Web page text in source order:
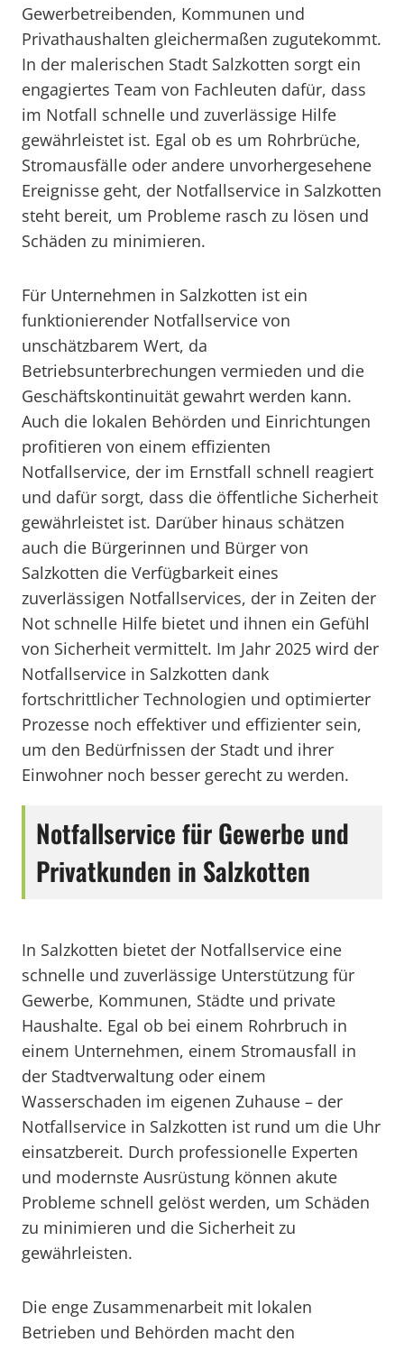
Gewerbetreibenden, Kommunen und
Privathaushalten gleichermaßen zugutekommt.
In der malerischen Stadt Salzkotten sorgt ein
engagiertes Team von Fachleuten dafür, dass
im Notfall schnelle und zuverlässige Hilfe
gewährleistet ist. Egal ob es um Rohrbrüche,
Stromausfälle oder andere unvorhergesehene
Ereignisse geht, der Notfallservice in Salzkotten
steht bereit, um Probleme rasch zu lösen und
Schäden zu minimieren.
Für Unternehmen in Salzkotten ist ein
funktionierender Notfallservice von
unschätzbarem Wert, da
Betriebsunterbrechungen vermieden und die
Geschäftskontinuität gewahrt werden kann.
Auch die lokalen Behörden und Einrichtungen
profitieren von einem effizienten
Notfallservice, der im Ernstfall schnell reagiert
und dafür sorgt, dass die öffentliche Sicherheit
gewährleistet ist. Darüber hinaus schätzen
auch die Bürgerinnen und Bürger von
Salzkotten die Verfügbarkeit eines
zuverlässigen Notfallservices, der in Zeiten der
Not schnelle Hilfe bietet und ihnen ein Gefühl
von Sicherheit vermittelt. Im Jahr 2025 wird der
Notfallservice in Salzkotten dank
fortschrittlicher Technologien und optimierter
Prozesse noch effektiver und effizienter sein,
um den Bedürfnissen der Stadt und ihrer
Einwohner noch besser gerecht zu werden.
Notfallservice für Gewerbe und
Privatkunden in Salzkotten
In Salzkotten bietet der Notfallservice eine
schnelle und zuverlässige Unterstützung für
Gewerbe, Kommunen, Städte und private
Haushalte. Egal ob bei einem Rohrbruch in
einem Unternehmen, einem Stromausfall in
der Stadtverwaltung oder einem
Wasserschaden im eigenen Zuhause – der
Notfallservice in Salzkotten ist rund um die Uhr
einsatzbereit. Durch professionelle Experten
und modernste Ausrüstung können akute
Probleme schnell gelöst werden, um Schäden
zu minimieren und die Sicherheit zu
gewährleisten.
Die enge Zusammenarbeit mit lokalen
Betrieben und Behörden macht den